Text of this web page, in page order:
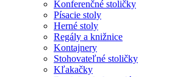
Konferenčné stoličky
Písacie stoly
Herné stoly
Regály a knižnice
Kontajnery
Stohovateľné stoličky
Kľakačky